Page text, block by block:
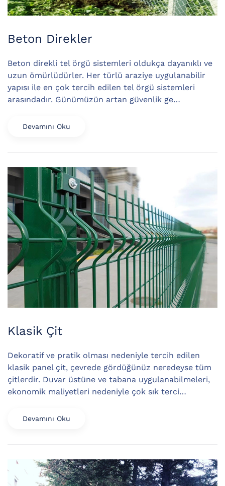
Beton Direkler
Beton direkli tel örgü sistemleri oldukça dayanıklı ve
uzun ömürlüdürler. Her türlü araziye uygulanabilir
yapısı ile en çok tercih edilen tel örgü sistemleri
arasındadır. Günümüzün artan güvenlik ge…
Devamını Oku
Klasik Çit
Dekoratif ve pratik olması nedeniyle tercih edilen
klasik panel çit, çevrede gördüğünüz neredeyse tüm
çitlerdir. Duvar üstüne ve tabana uygulanabilmeleri,
ekonomik maliyetleri nedeniyle çok sık terci…
Devamını Oku